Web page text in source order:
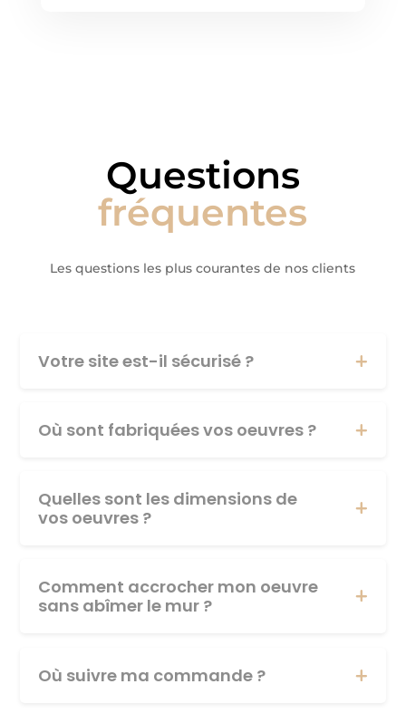
Questions
fréquentes
Les questions les plus courantes de nos clients
Votre site est-il sécurisé ?
Où sont fabriquées vos oeuvres ?
Quelles sont les dimensions de
vos oeuvres ?
Comment accrocher mon oeuvre
sans abîmer le mur ?
Où suivre ma commande ?